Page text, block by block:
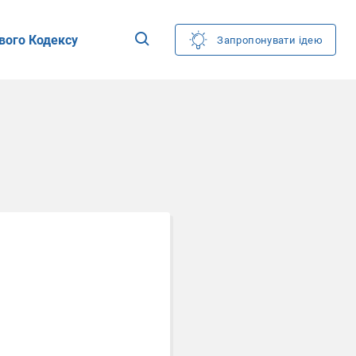
Кодексу Запропонувати ідею